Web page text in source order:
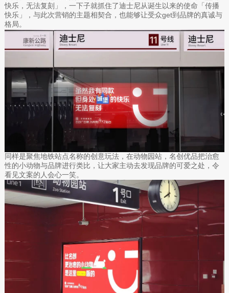
快乐，无法复刻」，一下子就抓住了迪士尼从诞生以来的使命「传播
快乐」，与此次营销的主题相契合，也能够让受众get到品牌的真诚与
格局。
同样是聚焦地铁站点名称的创意玩法，在动物园站，名创优品把治愈
性的小动物与品牌进行类比，让大家主动去发现品牌的可爱之处，令
看见文案的人会心一笑。